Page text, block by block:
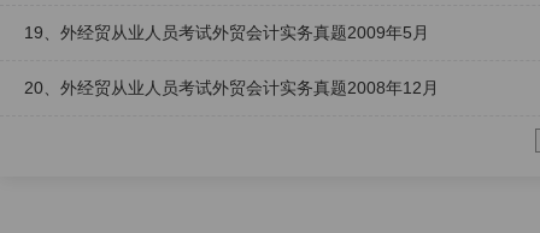
19、外经贸从业人员考试外贸会计实务真题2009年5月
20、外经贸从业人员考试外贸会计实务真题2008年12月